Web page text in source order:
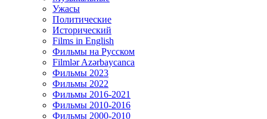
Ужасы
Политические
Исторический
Films in English
Фильмы на Русском
Filmlər Azərbaycanca
Фильмы 2023
Фильмы 2022
Фильмы 2016-2021
Фильмы 2010-2016
Фильмы 2000-2010